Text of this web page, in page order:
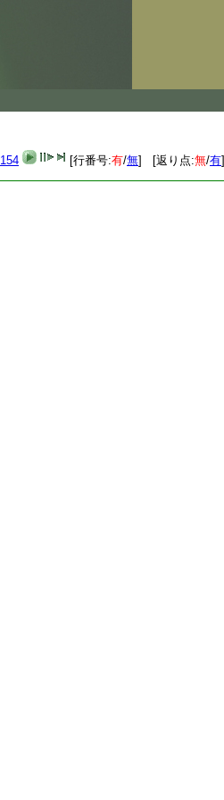
154 [行番号:有/無] [返り点:無/有]